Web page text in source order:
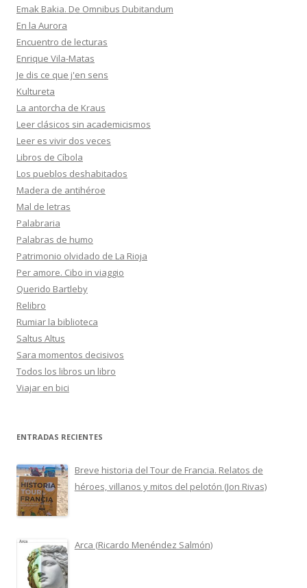
Emak Bakia. De Omnibus Dubitandum
En la Aurora
Encuentro de lecturas
Enrique Vila-Matas
Je dis ce que j'en sens
Kultureta
La antorcha de Kraus
Leer clásicos sin academicismos
Leer es vivir dos veces
Libros de Cíbola
Los pueblos deshabitados
Madera de antihéroe
Mal de letras
Palabraria
Palabras de humo
Patrimonio olvidado de La Rioja
Per amore. Cibo in viaggio
Querido Bartleby
Relibro
Rumiar la biblioteca
Saltus Altus
Sara momentos decisivos
Todos los libros un libro
Viajar en bici
ENTRADAS RECIENTES
Breve historia del Tour de Francia. Relatos de
héroes, villanos y mitos del pelotón (Jon Rivas)
Arca (Ricardo Menéndez Salmón)